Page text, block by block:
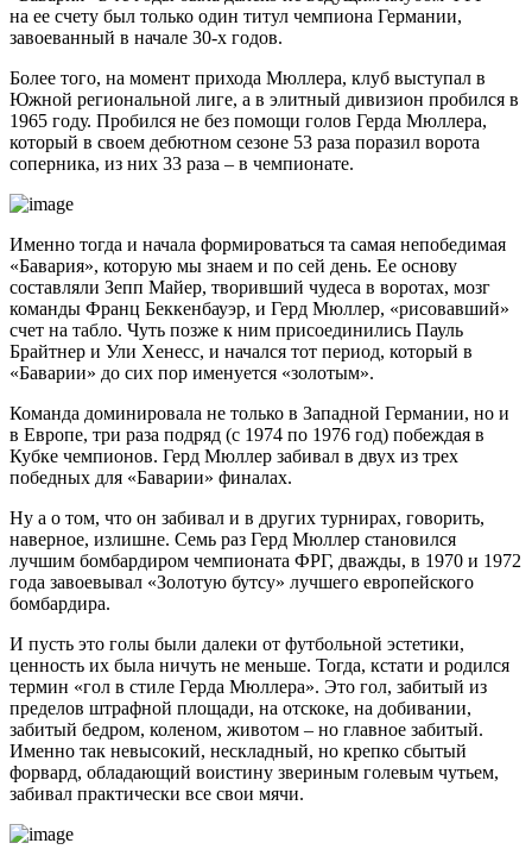
на ее счету был только один титул чемпиона Германии,
завоеванный в начале 30-х годов.
Более того, на момент прихода Мюллера, клуб выступал в
Южной региональной лиге, а в элитный дивизион пробился в
1965 году. Пробился не без помощи голов Герда Мюллера,
который в своем дебютном сезоне 53 раза поразил ворота
соперника, из них 33 раза – в чемпионате.
Именно тогда и начала формироваться та самая непобедимая
«Бавария», которую мы знаем и по сей день. Ее основу
составляли Зепп Майер, творивший чудеса в воротах, мозг
команды Франц Беккенбауэр, и Герд Мюллер, «рисовавший»
счет на табло. Чуть позже к ним присоединились Пауль
Брайтнер и Ули Хенесс, и начался тот период, который в
«Баварии» до сих пор именуется «золотым».
Команда доминировала не только в Западной Германии, но и
в Европе, три раза подряд (с 1974 по 1976 год) побеждая в
Кубке чемпионов. Герд Мюллер забивал в двух из трех
победных для «Баварии» финалах.
Ну а о том, что он забивал и в других турнирах, говорить,
наверное, излишне. Семь раз Герд Мюллер становился
лучшим бомбардиром чемпионата ФРГ, дважды, в 1970 и 1972
года завоевывал «Золотую бутсу» лучшего европейского
бомбардира.
И пусть это голы были далеки от футбольной эстетики,
ценность их была ничуть не меньше. Тогда, кстати и родился
термин «гол в стиле Герда Мюллера». Это гол, забитый из
пределов штрафной площади, на отскоке, на добивании,
забитый бедром, коленом, животом – но главное забитый.
Именно так невысокий, нескладный, но крепко сбытый
форвард, обладающий воистину звериным голевым чутьем,
забивал практически все свои мячи.